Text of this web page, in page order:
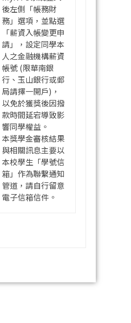
後左側「帳務財
務」選項，並點選
「薪資入帳變更申
請」，設定同學本
人之金融機構薪資
帳號 (限華南銀
行、玉山銀行或郵
局請擇一開戶)，
以免於獲獎後因撥
款時間延宕導致影
響同學權益。
本獎學金審核結果
與相關訊息主要以
本校學生「學號信
箱」作為聯繫通知
管道，請自行留意
電子信箱信件。